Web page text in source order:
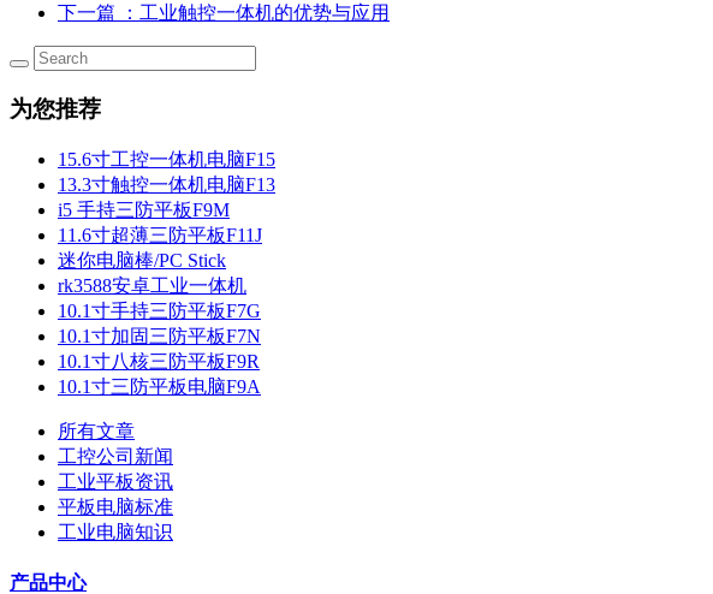
下一篇
：工业触控一体机的优势与应用
为您推荐
15.6寸工控一体机电脑F15
13.3寸触控一体机电脑F13
i5 手持三防平板F9M
11.6寸超薄三防平板F11J
迷你电脑棒/PC Stick
rk3588安卓工业一体机
10.1寸手持三防平板F7G
10.1寸加固三防平板F7N
10.1寸八核三防平板F9R
10.1寸三防平板电脑F9A
所有文章
工控公司新闻
工业平板资讯
平板电脑标准
工业电脑知识
产品中心